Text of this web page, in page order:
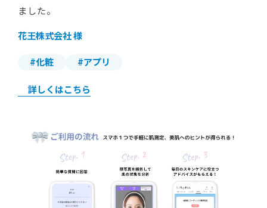
ました。
花王株式会社 様
#化粧
#アプリ
詳しくはこちら